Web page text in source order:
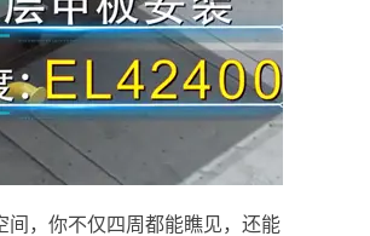
间，你不仅四周都能瞧见，还能